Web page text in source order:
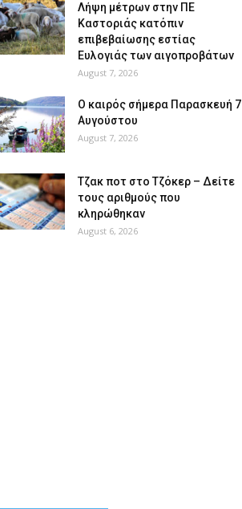
Λήψη μέτρων στην ΠΕ
Καστοριάς κατόπιν
επιβεβαίωσης εστίας
Ευλογιάς των αιγοπροβάτων
August 7, 2026
Ο καιρός σήμερα Παρασκευή 7
Αυγούστου
August 7, 2026
Tζακ ποτ στο Τζόκερ – Δείτε
τους αριθμούς που
κληρώθηκαν
August 6, 2026